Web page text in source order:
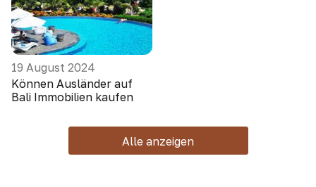
19 August 2024
Können Ausländer auf
Bali Immobilien kaufen
Alle anzeigen